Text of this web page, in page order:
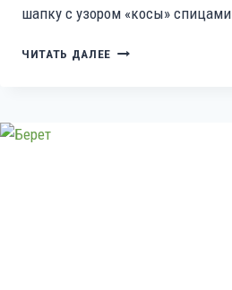
шапку с узором «косы» спицами
ЧИТАТЬ ДАЛЕЕ ШАПКА